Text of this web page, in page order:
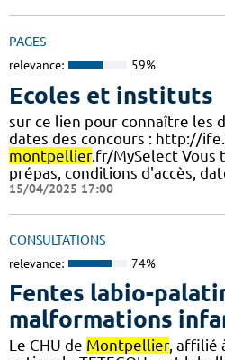
PAGES
relevance: 59%
Ecoles et instituts
sur ce lien pour connaître les
dates des concours : http://
montpellier.fr/MySelect Vous
prépas, conditions d'accès,
15/04/2025 17:00
CONSULTATIONS
relevance: 74%
Fentes labio-
malformations
Le CHU de Montpellier, affilié